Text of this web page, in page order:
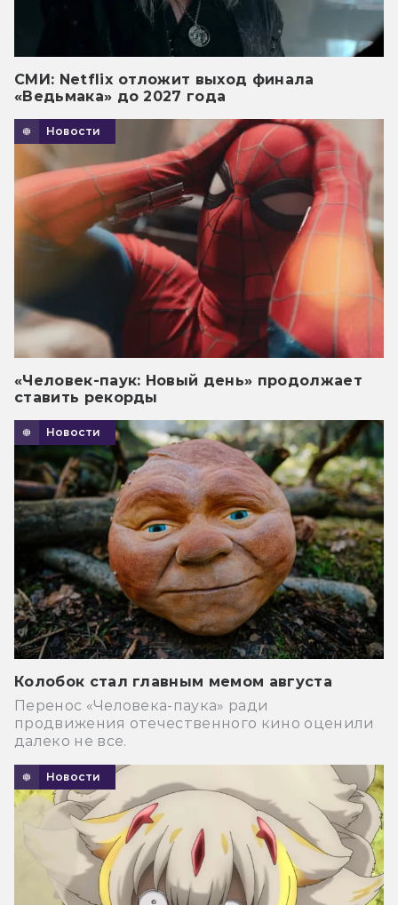
СМИ: Netflix отложит выход финала
«Ведьмака» до 2027 года
Новости
«Человек-паук: Новый день» продолжает
ставить рекорды
Новости
Колобок стал главным мемом августа
Перенос «Человека-паука» ради
продвижения отечественного кино оценили
далеко не все.
Новости